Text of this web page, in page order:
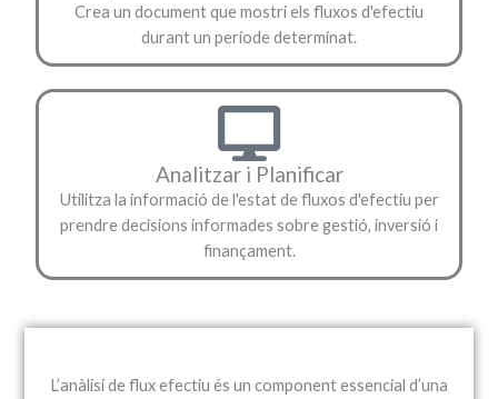
Crea un document que mostri els fluxos d'efectiu
durant un període determinat.
Analitzar i Planificar
Utilitza la informació de l'estat de fluxos d'efectiu per
prendre decisions informades sobre gestió, inversió i
finançament.
L’anàlisi de flux efectiu és un component essencial d’una